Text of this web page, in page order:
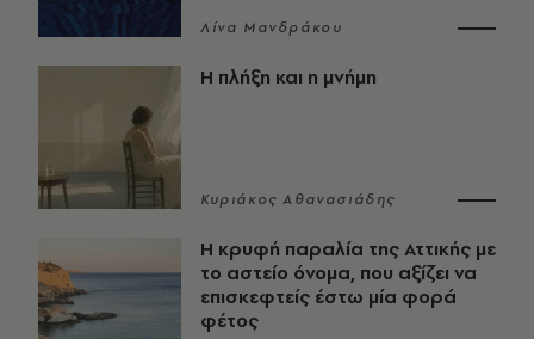
Λίνα Μανδράκου
Η πλήξη και η μνήμη
Κυριάκος Αθανασιάδης
Η κρυφή παραλία της Αττικής με
το αστείο όνομα, που αξίζει να
επισκεφτείς έστω μία φορά
φέτος